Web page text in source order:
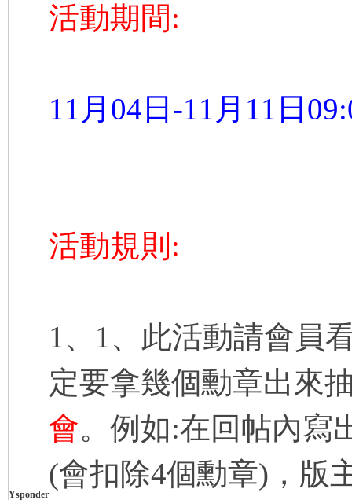
及
Ysponder
活動期間:
11月04日-11月11日
活動規則:
1、1、此活動請會員
定要拿幾個勳章出來
會。例如:在回帖內寫
(會扣除4個勳章)，版